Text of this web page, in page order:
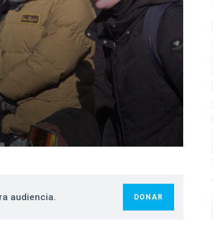
audiencia. DONAR